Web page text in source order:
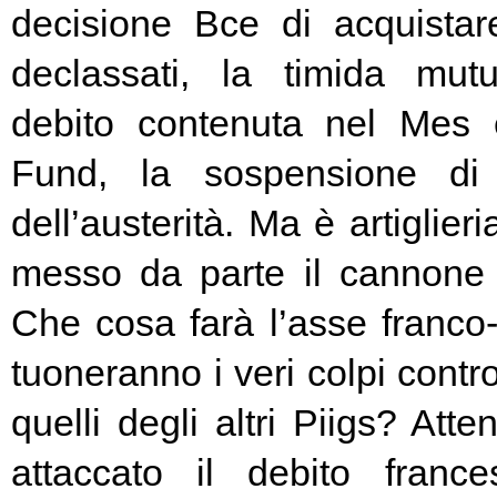
decisione Bce di
declassati, la timida
debito contenuta nel Mes
Fund, la sospensione di
dell’austerità. Ma è
messo da parte il
Che cosa farà l’asse
tuoneranno i veri colpi
quelli degli altri Piigs?
attaccato il debito